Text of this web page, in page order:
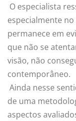
O especialista
especialmente
permanece em
que não se
visão, não
contemporâneo.
Ainda nesse
de uma
aspectos